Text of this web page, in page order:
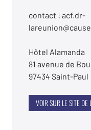
contact : acf.dr-
Hôtel Alamanda
81 avenue de
97434 Saint-Paul
VOIR SUR LE SITE DE